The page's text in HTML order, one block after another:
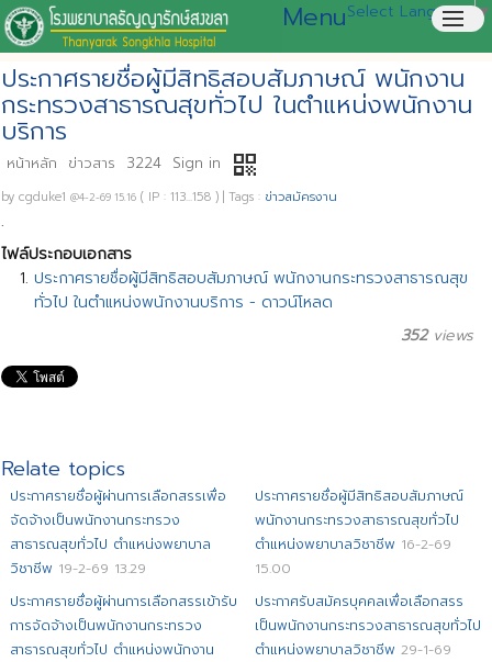
menu
MenuSelect Language▼
ประกาศรายชื่อผู้มีสิทธิสอบสัมภาษณ์ พนักงาน
กระทรวงสาธารณสุขทั่วไป ในตำแหน่งพนักงาน
บริการ
หน้าหลัก ข่าวสาร 3224 Sign in qr_code
by cgduke1 @4-2-69 15.16 ( IP : 113...158 ) | Tags : ข่าวสมัครงาน
.
ไฟล์ประกอบเอกสาร
ประกาศรายชื่อผู้มีสิทธิสอบสัมภาษณ์ พนักงานกระทรวงสาธารณสุข
ทั่วไป ในตำแหน่งพนักงานบริการ - ดาวน์โหลด
352views
Relate topics
ประกาศรายชื่อผู้ผ่านการเลือกสรรเพื่อ
จัดจ้างเป็นพนักงานกระทรวง
สาธารณสุขทั่วไป ตำแหน่งพยาบาล
วิชาชีพ 19-2-69 13.29
ประกาศรายชื่อผู้มีสิทธิสอบสัมภาษณ์
พนักงานกระทรวงสาธารณสุขทั่วไป
ตำแหน่งพยาบาลวิชาชีพ 16-2-69
15.00
ประกาศรายชื่อผู้ผ่านการเลือกสรรเข้ารับ
การจัดจ้างเป็นพนักงานกระทรวง
สาธารณสุขทั่วไป ตำแหน่งพนักงาน
ประกาศรับสมัครบุคคลเพื่อเลือกสรร
เป็นพนักงานกระทรวงสาธารณสุขทั่วไป
ตำแหน่งพยาบาลวิชาชีพ 29-1-69